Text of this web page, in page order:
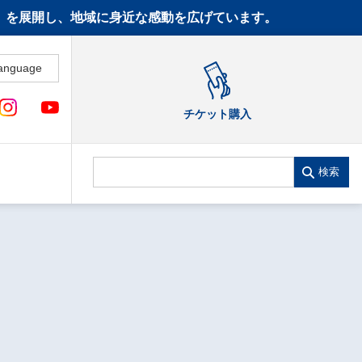
展開し、地域に身近な感動を広げています。
チケット購入
検索